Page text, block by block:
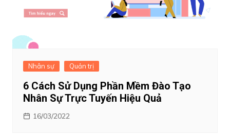
Nhân sự Quản trị
6 Cách Sử Dụng Phần Mềm Đào Tạo
Nhân Sự Trực Tuyến Hiệu Quả
16/03/2022